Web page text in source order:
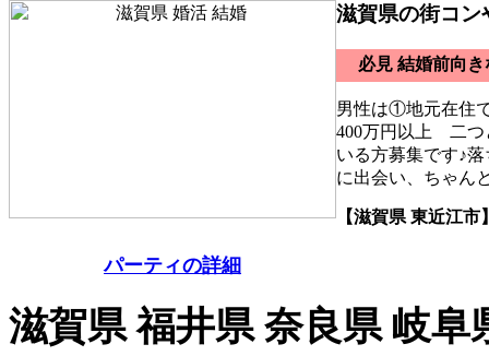
滋賀県の街コン
必見 結婚前向
男性は①地元在住
400万円以上 二つ
いる方募集です♪
に出会い、ちゃん
【滋賀県 東近江市
パーティの詳細
滋賀県 福井県 奈良県 岐